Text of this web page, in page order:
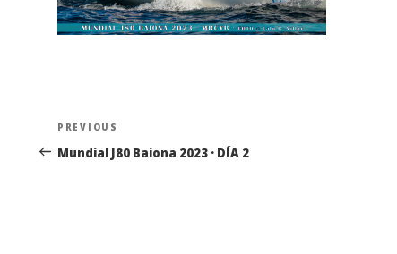
Navegación
de
Previous
Post
PREVIOUS
Mundial J80 Baiona 2023 · DÍA 2